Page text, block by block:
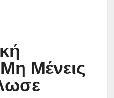
Μένεις